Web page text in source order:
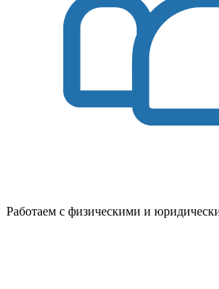
Работаем с физическими и